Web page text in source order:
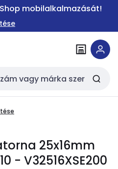
mobilalkalmazását!
25x16mm
- V32516XSE200